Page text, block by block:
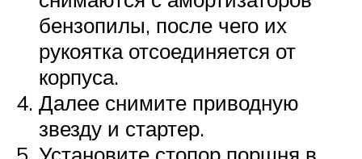
бензопилы, после чего их
рукоятка отсоединяется от
корпуса.
Далее снимите приводную
звезду и стартер.